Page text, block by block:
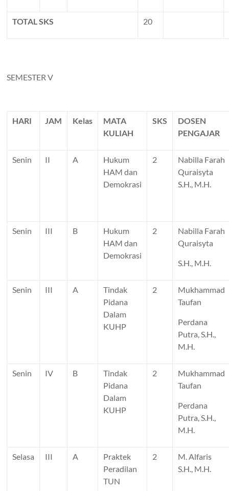
TOTAL SKS 20
SEMESTER V
HARI JAM Kelas
MATA
KULIAH
SKS
DOSEN
PENGAJAR
Senin II A
Hukum
HAM dan
Demokrasi
2
Nabilla Farah
Quraisyta
S.H., M.H.
Senin III B
Hukum
HAM dan
Demokrasi
2
Nabilla Farah
Quraisyta
S.H., M.H.
Senin III A
Tindak
Pidana
Dalam
KUHP
2
Mukhammad
Taufan
Perdana
Putra, S.H.,
M.H.
Senin IV B
Tindak
Pidana
Dalam
KUHP
2
Mukhammad
Taufan
Perdana
Putra, S.H.,
M.H.
Selasa III A
Praktek
Peradilan
TUN
2
M. Alfaris
S.H., M.H.